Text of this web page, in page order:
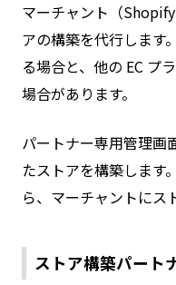
マーチャント（
アの構築を代行します
る場合と、他の EC プ
場合があります。
パートナー専用管理画
たストアを構築します
ら、マーチャントにス
ストア構築パート